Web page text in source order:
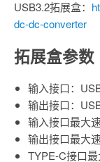
USB3.2拓展盒：
dc-dc-converter
拓展盒参数
输入接口：
输出接口：
输入接口最大
输出接口最大
TYPE-C接口